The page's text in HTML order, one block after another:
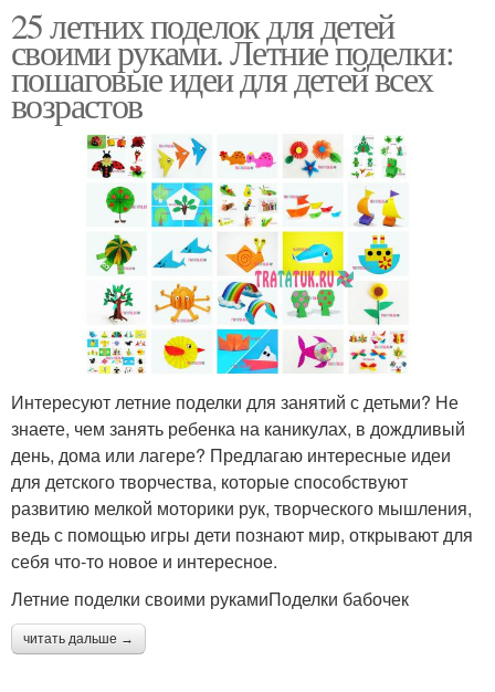
25 летних поделок для детей
своими руками. Летние поделки:
пошаговые идеи для детей всех
возрастов
Интересуют летние поделки для занятий с детьми? Не
знаете, чем занять ребенка на каникулах, в дождливый
день, дома или лагере? Предлагаю интересные идеи
для детского творчества, которые способствуют
развитию мелкой моторики рук, творческого мышления,
ведь с помощью игры дети познают мир, открывают для
себя что-то новое и интересное.
Летние поделки своими рукамиПоделки бабочек
читать дальше →